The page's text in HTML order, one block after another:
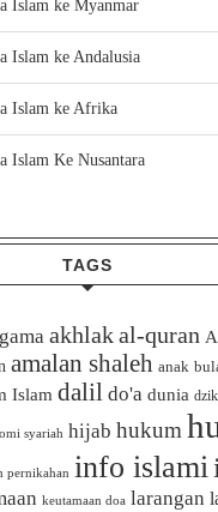
Islam ke Myanmar
Islam ke Andalusia
Islam ke Afrika
Islam Ke Nusantara
TAGS
akhlakal-quran
amalan shaleh anak
Islam dalil do'a dunia
syariah hijab hukum
pernikahan info islami
keutamaan doa larangan